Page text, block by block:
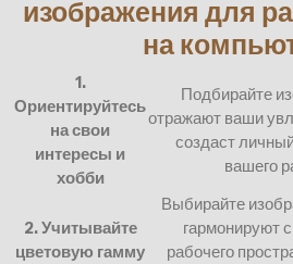
изображения для
на
1.
Ориентируйтесь
на свои
интересы и
хобби
Подбирайте
отражают ваши
создаст
вашего
2. Учитывайте
цветовую гамму
Выбирайте
гармонируют
рабочего